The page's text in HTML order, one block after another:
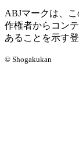
ABJマークは、
作権者からコン
あることを示す
© Shogakukan